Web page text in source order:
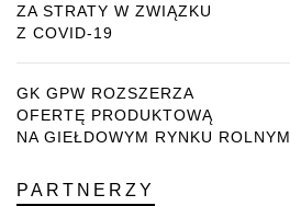
ZA STRATY W ZWIĄZKU
Z COVID-19
GK GPW ROZSZERZA
OFERTĘ PRODUKTOWĄ
NA GIEŁDOWYM RYNKU ROLNYM
PARTNERZY